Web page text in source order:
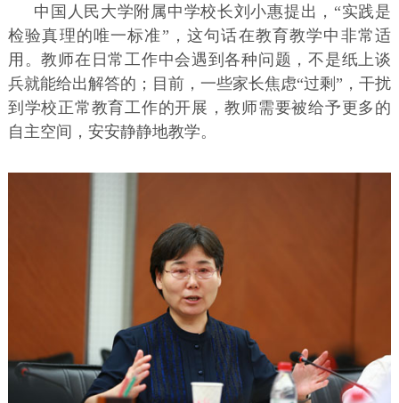
中国人民大学附属中学校长刘小惠提出，“实践是
检验真理的唯一标准”，这句话在教育教学中非常适
用。教师在日常工作中会遇到各种问题，不是纸上谈
兵就能给出解答的；目前，一些家长焦虑“过剩”，干扰
到学校正常教育工作的开展，教师需要被给予更多的
自主空间，安安静静地教学。